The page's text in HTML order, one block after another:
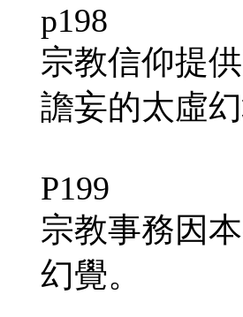
p198
宗教信仰提
譫妄的太虛幻
P199
宗教事務因
幻覺。